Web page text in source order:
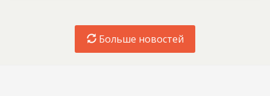
Больше новостей